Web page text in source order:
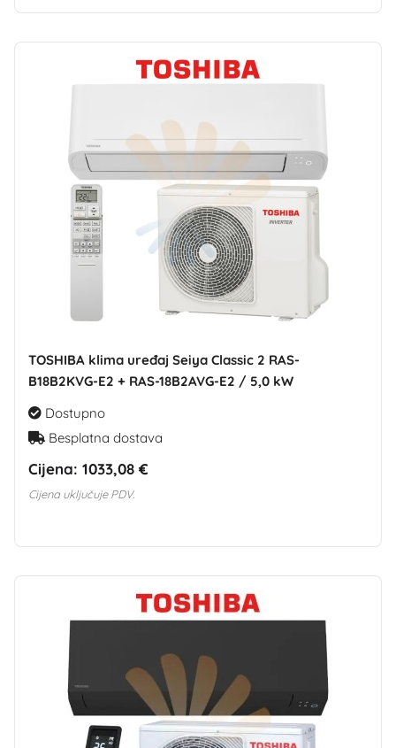
TOSHIBA klima uređaj Seiya Classic 2 RAS-
B18B2KVG-E2 + RAS-18B2AVG-E2 / 5,0 kW
Dostupno
Besplatna dostava
Cijena: 1033,08 €
Cijena uključuje PDV.